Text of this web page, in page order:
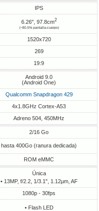
IPS
6.26", 97.8cm2
(~80.5% pantalla-cuerpo)
1520x720
269
19:9
Android 9.0
(Android One)
Qualcomm Snapdragon 429
4x1.8GHz Cortex-A53
Adreno 504, 450MHz
2/16 Go
hasta 400Go (ranura dedicada)
ROM eMMC
Única
• 13MP, f/2.2, 1/3.1", 1.12µm, AF
1080p - 30fps
• Flash LED